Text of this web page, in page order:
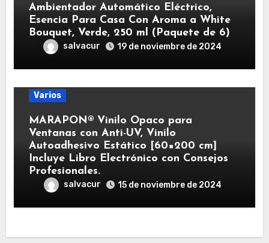
Ambientador Automático Eléctrico,
Esencia Para Casa Con Aroma a White
Bouquet, Verde, 250 ml (Paquete de 6)
salvacur 19 de noviembre de 2024
Varios
MARAPON® Vinilo Opaco para
Ventanas con Anti-UV, Vinilo
Autoadhesivo Estático [60×200 cm]
Incluye Libro Electrónico con Consejos
Profesionales.
salvacur 15 de noviembre de 2024